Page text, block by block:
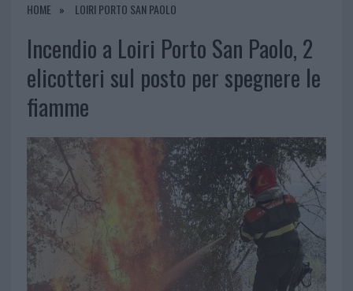
HOME LOIRI PORTO SAN PAOLO
Incendio a Loiri Porto San Paolo, 2
elicotteri sul posto per spegnere le
fiamme